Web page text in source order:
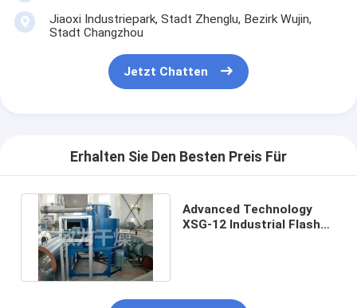
Jiaoxi Industriepark, Stadt Zhenglu, Bezirk Wujin,
Stadt Changzhou
Jetzt Chatten
Erhalten Sie Den Besten Preis Für
Advanced Technology
XSG-12 Industrial Flash